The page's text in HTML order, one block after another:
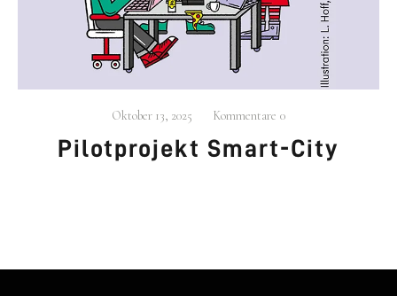
URBANbeschäf­tigt sich mit der Ent­wick­lung neu­
er Stra­te­gien für den städ­ti­schen Raum, Wohn­for­
men und Betei­li­gungs­pro­zes­sen.
Mehr…
Oktober 13, 2025 Kommentare 0
Pilot­pro­jekt Smart-City